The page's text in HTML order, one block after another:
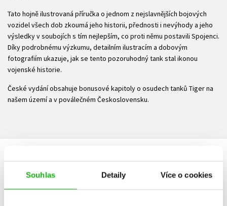
Souhlas Detaily Více o cookies
Tato hojně ilustrovaná příručka o jednom z nejslavnějších bojových
vozidel všech dob zkoumá jeho historii, přednosti i nevýhody a jeho
výsledky v soubojích s tím nejlepším, co proti němu postavili Spojenci.
Díky podrobnému výzkumu, detailním ilustracím a dobovým
fotografiím ukazuje, jak se tento pozoruhodný tank stal ikonou
vojenské historie.
České vydání obsahuje bonusové kapitoly o osudech tanků Tiger na
našem území a v poválečném Československu.
HODNOCENÍ ČTENÁŘŮ
V současné době nejsou vytvořena žádná uživatelská hodnocení.